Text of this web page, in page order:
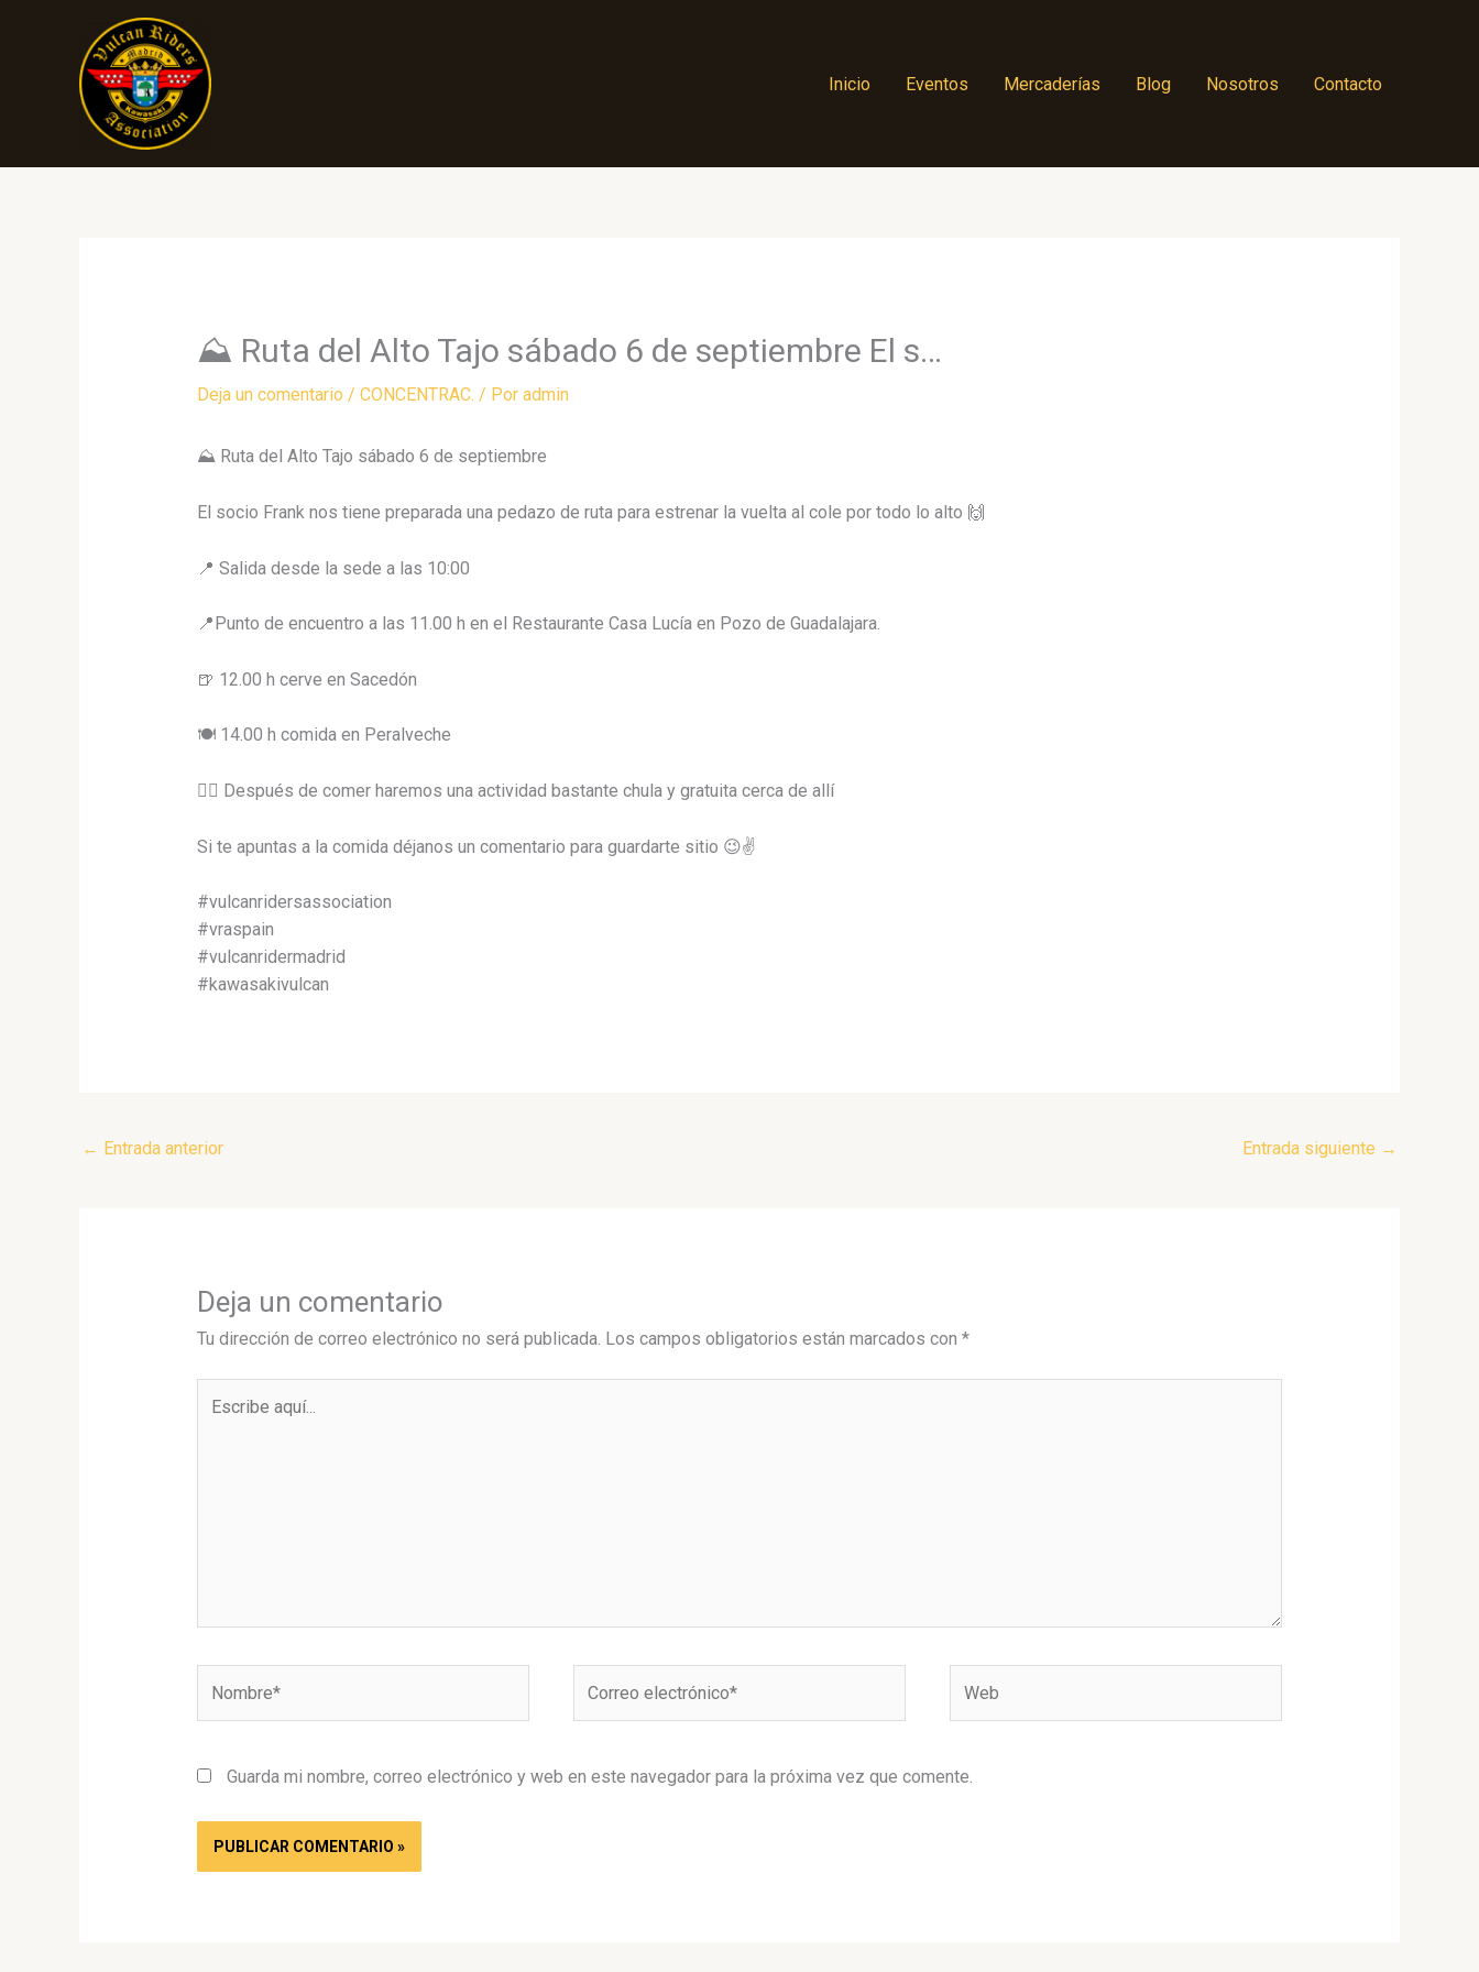
Inicio Eventos Mercaderías Blog Nosotros Contacto
⛰ Ruta del Alto Tajo sábado 6 de septiembre El s…
Deja un comentario / CONCENTRAC. / Por admin
⛰ Ruta del Alto Tajo sábado 6 de septiembre
El socio Frank nos tiene preparada una pedazo de ruta para estrenar la vuelta al cole por todo lo alto 🙌
📍 Salida desde la sede a las 10:00
📍Punto de encuentro a las 11.00 h en el Restaurante Casa Lucía en Pozo de Guadalajara.
🍺 12.00 h cerve en Sacedón
🍽 14.00 h comida en Peralveche
🤼‍♀ Después de comer haremos una actividad bastante chula y gratuita cerca de allí
Si te apuntas a la comida déjanos un comentario para guardarte sitio 😉✌️
#vulcanridersassociation
#vraspain
#vulcanridermadrid
#kawasakivulcan
← Entrada anterior Entrada siguiente →
Deja un comentario
Tu dirección de correo electrónico no será publicada. Los campos obligatorios están marcados con *
aquí...
electrónico*
Guarda mi nombre, correo electrónico y web en este navegador para la próxima vez que comente.